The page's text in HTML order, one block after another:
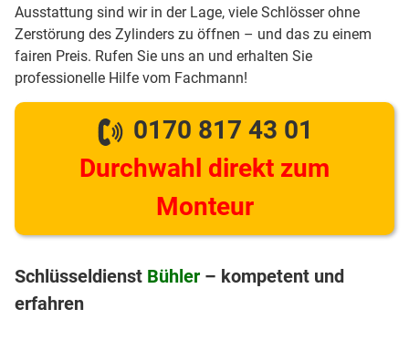
Ausstattung sind wir in der Lage, viele Schlösser ohne
Zerstörung des Zylinders zu öffnen – und das zu einem
fairen Preis. Rufen Sie uns an und erhalten Sie
professionelle Hilfe vom Fachmann!
0170 817 43 01
Durchwahl direkt zum
Monteur
Schlüsseldienst Bühler – kompetent und
erfahren